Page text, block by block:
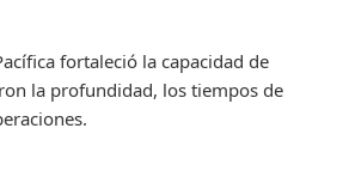
fortaleció la capacidad de
la profundidad, los tiempos de